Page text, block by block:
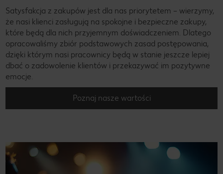
Satysfakcja z zakupów jest dla nas priorytetem – wierzymy,
że nasi klienci zasługują na spokojne i bezpieczne zakupy,
które będą dla nich przyjemnym doświadczeniem. Dlatego
opracowaliśmy zbiór podstawowych zasad postępowania,
dzięki którym nasi pracownicy będą w stanie jeszcze lepiej
dbać o zadowolenie klientów i przekazywać im pozytywne
emocje.
Poznaj nasze wartości